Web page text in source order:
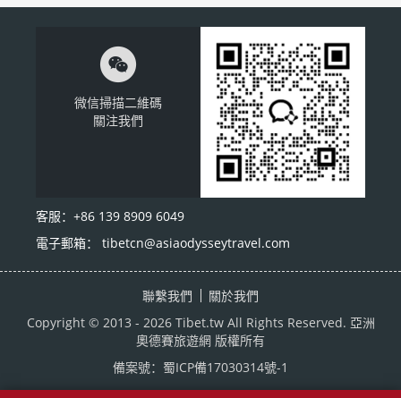

微信掃描二維碼
關注我們
客服：+86 139 8909 6049
電子郵箱： tibetcn@asiaodysseytravel.com
聯繫我們
關於我們
Copyright © 2013 - 2026 Tibet.tw All Rights Reserved. 亞洲
奧德賽旅遊網 版權所有
備案號： 蜀ICP備17030314號-1